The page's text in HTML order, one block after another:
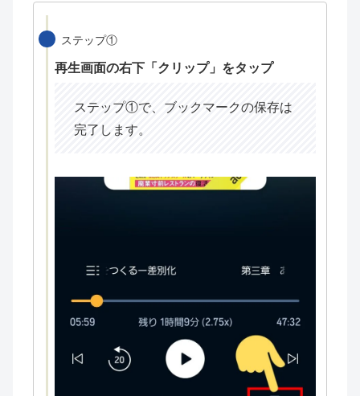
ステップ①
再生画面の右下「クリップ」をタップ
ステップ①で、ブックマークの保存は
完了します。